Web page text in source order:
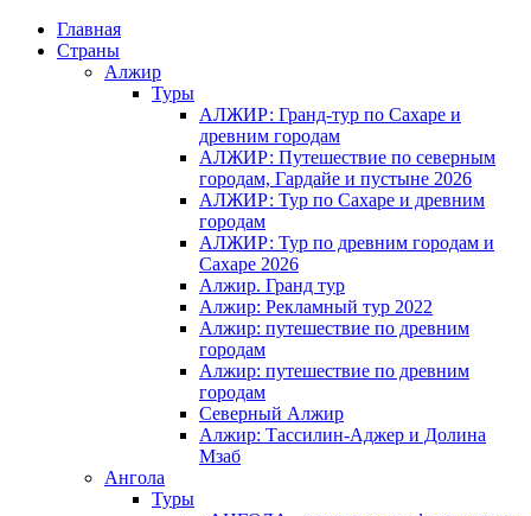
Главная
Страны
Алжир
Туры
АЛЖИР: Гранд-тур по Сахаре и
древним городам
АЛЖИР: Путешествие по северным
городам, Гардайе и пустыне 2026
АЛЖИР: Тур по Сахаре и древним
городам
АЛЖИР: Тур по древним городам и
Сахаре 2026
Алжир. Гранд тур
Алжир: Рекламный тур 2022
Алжир: путешествие по древним
городам
Алжир: путешествие по древним
городам
Северный Алжир
Алжир: Тассилин-Аджер и Долина
Мзаб
Ангола
Туры